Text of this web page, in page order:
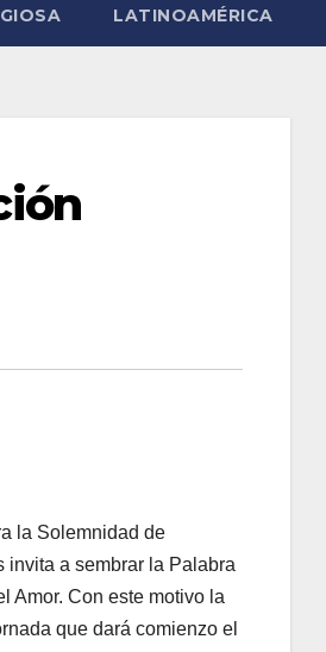
LATINOAMÉRICA
la Solemnidad de
in­vi­ta a sem­brar la Pa­la­bra
Amor. Con este motivo la
que dará comienzo el